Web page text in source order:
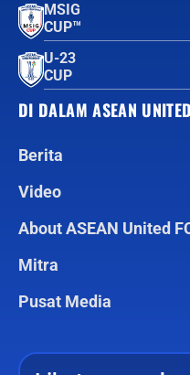
MSIG
CUP™
U-23
CUP
DI DALAM ASEAN
Berita
Video
About ASEAN United
Mitra
Pusat Media